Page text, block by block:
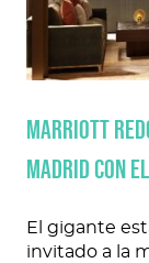
Marriott
Madrid con
El gigante
invitado a la